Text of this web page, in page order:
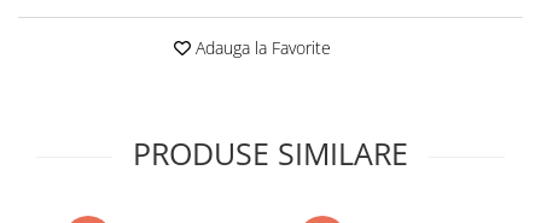
Adauga la Favorite
PRODUSE SIMILARE